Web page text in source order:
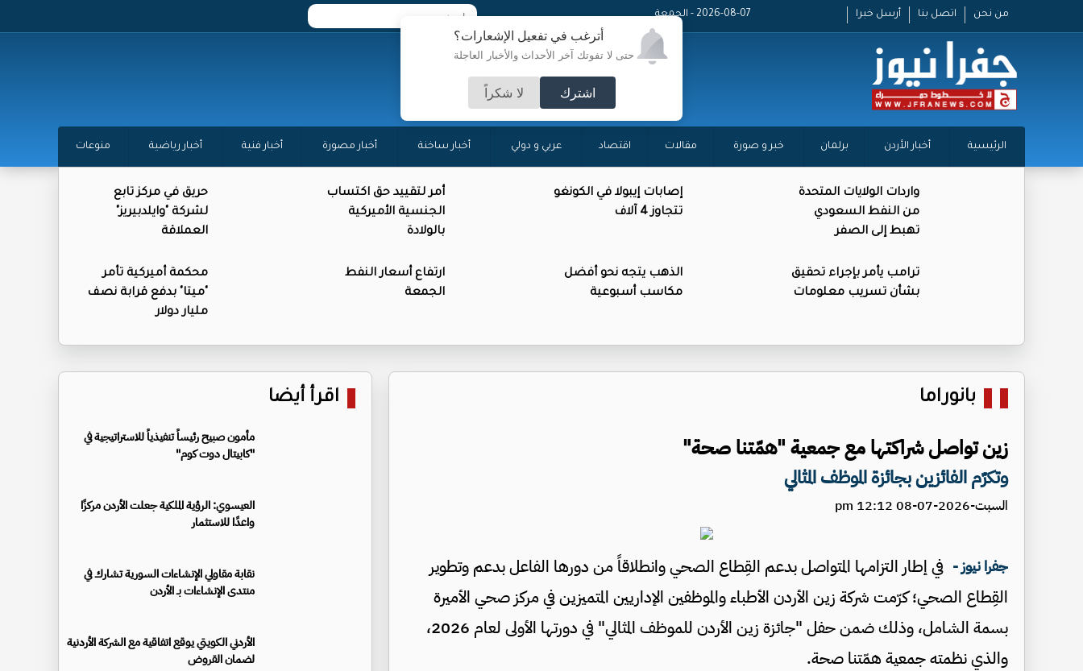
أترغب في تفعيل الإشعارات؟
حتى لا تفوتك آخر الأحداث والأخبار العاجلة
اشترك لا شكراً
من نحن اتصل بنا أرسل خبرا 2026-08-07 - الجمعة
الرئيسية أخبار الأردن برلمان خبر و صورة مقالات اقتصاد عربي و دولي أخبار ساخنة أخبار مصورة أخبار فنية أخبار رياضية منوعات
واردات الولايات المتحدة
من النفط السعودي
تهبط إلى الصفر
إصابات إيبولا في الكونغو
تتجاوز 4 آلاف
أمر لتقييد حق اكتساب
الجنسية الأميركية
بالولادة
حريق في مركز تابع
لشركة "وايلدبيريز"
العملاقة
ترامب يأمر بإجراء تحقيق
بشأن تسريب معلومات
الذهب يتجه نحو أفضل
مكاسب أسبوعية
ارتفاع أسعار النفط
الجمعة
محكمة أميركية تأمر
"ميتا" بدفع قرابة نصف
مليار دولار
بانوراما
زين تواصل شراكتها مع جمعية "همّتنا صحة"
وتكرّم الفائزين بجائزة الموظف المثالي
السبت-2026-07-08 12:12 pm
جفرا نيوز - في إطار التزامها المتواصل بدعم القِطاع الصحي وانطلاقاً من دورها الفاعل بدعم وتطوير
القِطاع الصحي؛ كرّمت شركة زين الأردن الأطباء والموظفين الإداريين المتميزين في مركز صحي الأميرة
بسمة الشامل، وذلك ضمن حفل "جائزة زين الأردن للموظف المثالي" في دورتها الأولى لعام 2026،
والذي نظمته جمعية همّتنا صحة.
اقرأ أيضا
مأمون صبيح رئيساً تنفيذياً للاستراتيجية في
"كابيتال دوت كوم"
العيسوي: الرؤية الملكية جعلت الأردن مركزًا
واعدًا للاستثمار
نقابة مقاولي الإنشاءات السورية تشارك في
منتدى الإنشاءات بـ الأردن
الأردني الكويتي يوقع اتفاقية مع الشركة الأردنية
لضمان القروض